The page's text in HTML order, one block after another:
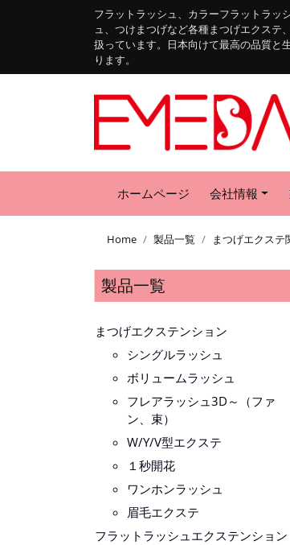
フラットラッシュ、カラーフラットラッ
ュ、つけまつげなど各種まつげエクステ
扱っています。日本向けて最高の品質と
ります。
ホームページ 会社情報
Home 製品一覧 まつげエクステ
製品一覧
まつげエクステンション
シングルラッシュ
ボリュームラッシュ
フレアラッシュ3D～（ファ
ン、束）
W/Y/V型エクステ
１秒開花
ワンホンラッシュ
眉毛エクステ
フラットラッシュエクステンション